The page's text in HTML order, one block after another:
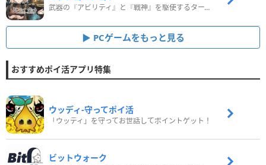
武器の『アビリティ』と『戦神』を駆使するターン制コマンドバトルRPG！
PCゲームをもっと見る
おすすめポイ活アプリ特集
ウッディ‐守ってポイ活
「ウッディ」を守ってお世話してポイントゲット！
ビットウォーク